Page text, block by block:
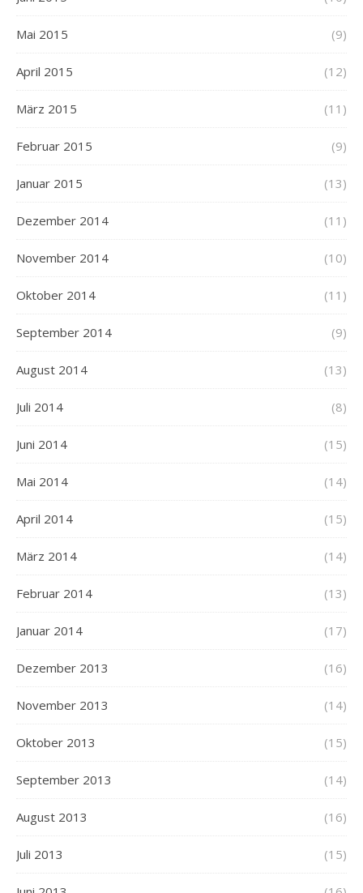
Mai 2015 (9)
April 2015 (12)
März 2015 (11)
Februar 2015 (9)
Januar 2015 (13)
Dezember 2014 (11)
November 2014 (10)
Oktober 2014 (11)
September 2014 (9)
August 2014 (13)
Juli 2014 (8)
Juni 2014 (15)
Mai 2014 (14)
April 2014 (15)
März 2014 (14)
Februar 2014 (13)
Januar 2014 (17)
Dezember 2013 (16)
November 2013 (14)
Oktober 2013 (15)
September 2013 (14)
August 2013 (16)
Juli 2013 (15)